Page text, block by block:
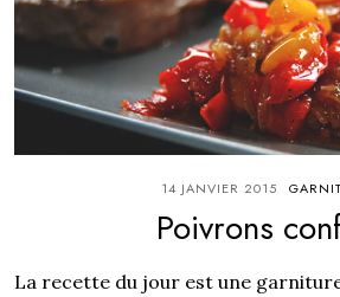
14 JANVIER 2015
Poivrons
La recette du jour est une